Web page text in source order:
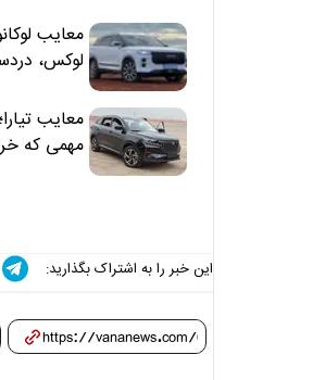
لوکس،
مهمی که
این خبر را به اشتراک بگذارید: